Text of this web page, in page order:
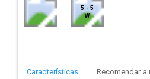
5 - 5
W
Características Recomendar a